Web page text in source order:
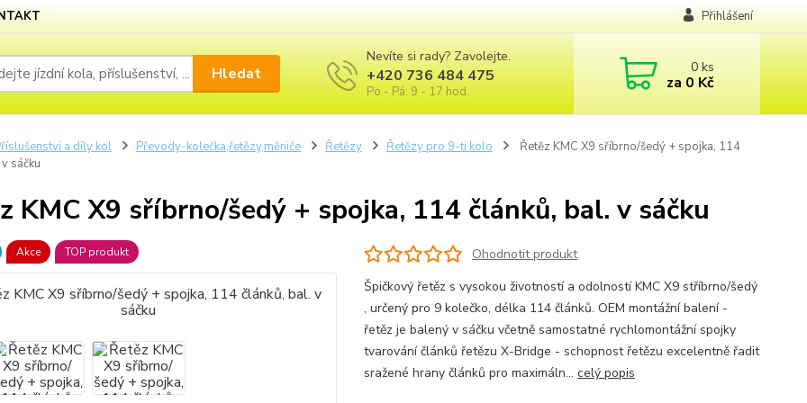
Přihlášení
Hledat
Nevíte si rady? Zavolejte.
+420 736 484 475
Po - Pá: 9 - 17 hod.
0ks
za 0 Kč
a díly kol Převody-kolečka,řetězy,měniče Řetězy Řetězy pro 9-ti kolo
Řetěz KMC X9 sříbrno/šedý + spojka, 114
sáčku
KMC X9 sříbrno/šedý + spojka, 114 článků, bal. v sáčku
Akce TOP produkt
Ohodnotit produkt
Špičkový řetěz s vysokou životností a odolností KMC X9 stříbrno/šedý
, určený pro 9 kolečko, délka 114 článků. OEM montážní balení -
řetěz je balený v sáčku včetně samostatné rychlomontážní spojky
tvarování článků řetězu X-Bridge - schopnost řetězu excelentně řadit
sražené hrany článků pro maximáln... celý popis